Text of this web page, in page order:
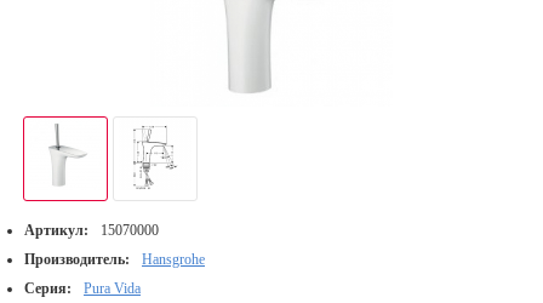
Артикул:
15070000
Производитель:
Hansgrohe
Серия:
Pura Vida